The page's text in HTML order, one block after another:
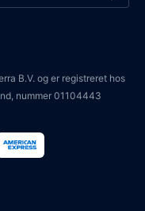
B.V. og er registreret hos
nummer 01104443